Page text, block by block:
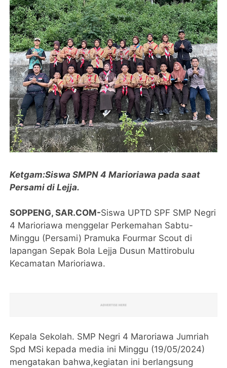
Ketgam:Siswa SMPN 4 Marioriawa pada saat
Persami di Lejja.
SOPPENG, SAR.COM-Siswa UPTD SPF SMP Negri
4 Marioriawa menggelar Perkemahan Sabtu-
Minggu (Persami) Pramuka Fourmar Scout di
lapangan Sepak Bola Lejja Dusun Mattirobulu
Kecamatan Marioriawa.
Kepala Sekolah. SMP Negri 4 Maroriawa Jumriah
Spd MSi kepada media ini Minggu (19/05/2024)
mengatakan bahwa,kegiatan ini berlangsung